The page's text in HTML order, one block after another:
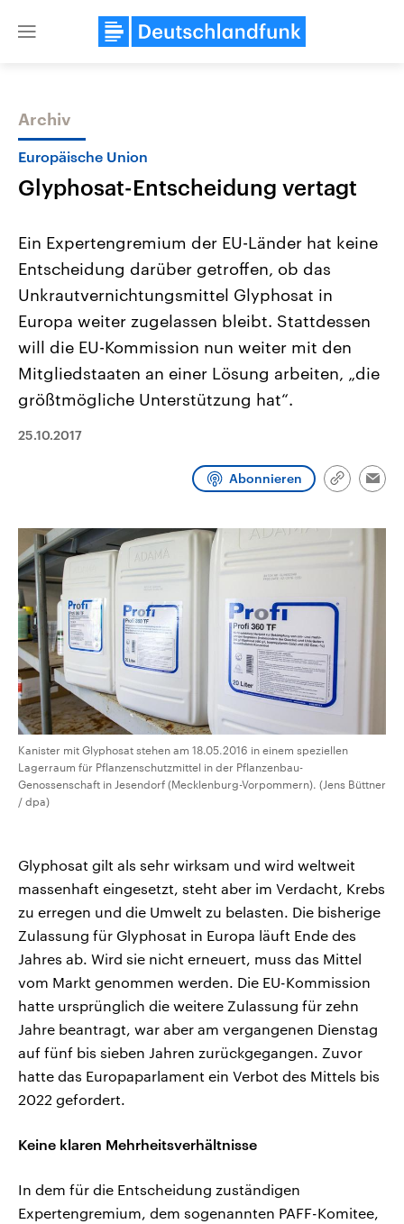
Close
Themen
Landtagswahl Sachsen-Anhalt
2026
Alle Informationen
Sachsen-Anhalt wählt am 6.
September 2026 einen neuen
Landtag. Seit 2021 wird das
Bundesland von einer Koalition aus
Umfragen, Prognosen,
Wahlprogramme, aktuelle Berichte
und Kandidaten der anstehenden
USA
Aktuelle Beiträge,
Hintergründe
Wirtschaftlich und
gehören die Vereinigten
den mächtigsten Ländern
mit großem Einfluss auf
Archiv
Europäische Union
Glyphosat-Entscheidung vertagt
Ein Expertengremium der EU-Länder hat keine
Entscheidung darüber getroffen, ob das
Unkrautvernichtungsmittel Glyphosat in
Europa weiter zugelassen bleibt. Stattdessen
will die EU-Kommission nun weiter mit den
Mitgliedstaaten an einer Lösung arbeiten, „die
größtmögliche Unterstützung hat“.
25.10.2017
Abonnieren
Link
Kanister mit Glyphosat stehen am 18.05.2016 in einem speziellen
Lagerraum für Pflanzenschutzmittel in der Pflanzenbau-
Genossenschaft in Jesendorf (Mecklenburg-Vorpommern). (Jens Büttner
/ dpa)
Glyphosat gilt als sehr wirksam und wird weltweit
massenhaft eingesetzt, steht aber im Verdacht, Krebs
zu erregen und die Umwelt zu belasten. Die bisherige
Zulassung für Glyphosat in Europa läuft Ende des
Jahres ab. Wird sie nicht erneuert, muss das Mittel
vom Markt genommen werden. Die EU-Kommission
hatte ursprünglich die weitere Zulassung für zehn
Jahre beantragt, war aber am vergangenen Dienstag
auf fünf bis sieben Jahren zurückgegangen. Zuvor
hatte das Europaparlament ein Verbot des Mittels bis
2022 gefordert.
Keine klaren Mehrheitsverhältnisse
In dem für die Entscheidung zuständigen
Expertengremium, dem sogenannten PAFF-Komitee,